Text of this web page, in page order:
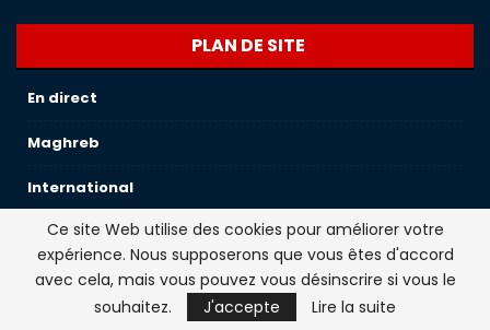
PLAN DE SITE
En direct
Maghreb
International
Sport
France
Ce site Web utilise des cookies pour améliorer votre
expérience. Nous supposerons que vous êtes d'accord
avec cela, mais vous pouvez vous désinscrire si vous le
souhaitez.
J'accepte Lire la suite